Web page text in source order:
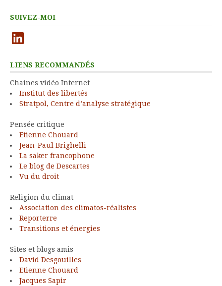
SUIVEZ-MOI
LinkedIn
LIENS RECOMMANDÉS
Chaines vidéo Internet
Institut des libertés
Stratpol, Centre d’analyse stratégique
Pensée critique
Etienne Chouard
Jean-Paul Brighelli
La saker francophone
Le blog de Descartes
Vu du droit
Religion du climat
Association des climatos-réalistes
Reporterre
Transitions et énergies
Sites et blogs amis
David Desgouilles
Etienne Chouard
Jacques Sapir